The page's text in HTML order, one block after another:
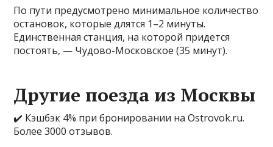
По пути предусмотрено минимальное количество
остановок, которые длятся 1–2 минуты.
Единственная станция, на которой придется
постоять, — Чудово-Московское (35 минут).
Другие поезда из Москвы
✔️ Кэшбэк 4% при бронировании на Ostrovok.ru.
Более 3000 отзывов.